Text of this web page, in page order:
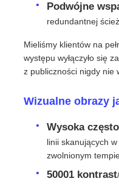
Przezroczysty
Ekran LED SMD
Zewnętrzny
Podwójne
redundantnej
Mieliśmy klientów na
występu wyłączyło się
z publiczności nigdy nie
Wizualne obrazy
Wysoka
linii skanujących
zwolnionym
50001 kontrast